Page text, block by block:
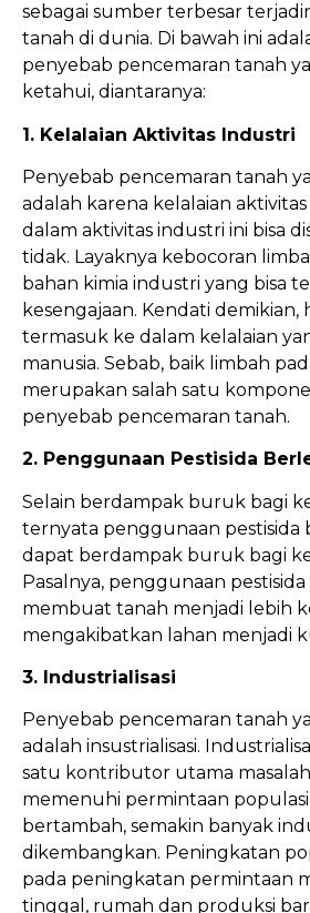
sebagai sumber terbesar
tanah di dunia. Di bawah ini
penyebab pencemaran tanah
ketahui, diantaranya:
1. Kelalaian Aktivitas Industri
Penyebab pencemaran tanah
adalah karena kelalaian
dalam aktivitas industri ini bisa
tidak. Layaknya kebocoran
bahan kimia industri yang bisa
kesengajaan. Kendati
termasuk ke dalam kelalaian
manusia. Sebab, baik limbah
merupakan salah satu
penyebab pencemaran tanah.
2. Penggunaan Pestisida
Selain berdampak buruk bagi
ternyata penggunaan pestisida
dapat berdampak buruk bagi
Pasalnya, penggunaan
membuat tanah menjadi lebih
mengakibatkan lahan menjadi
3. Industrialisasi
Penyebab pencemaran tanah
adalah insustrialisasi.
satu kontributor utama
memenuhi permintaan
bertambah, semakin banyak
dikembangkan. Peningkatan
pada peningkatan permintaan
tinggal, rumah dan produksi